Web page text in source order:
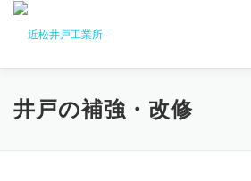
会社案内 井戸掘り 井戸メンテ
井戸の補強・改修